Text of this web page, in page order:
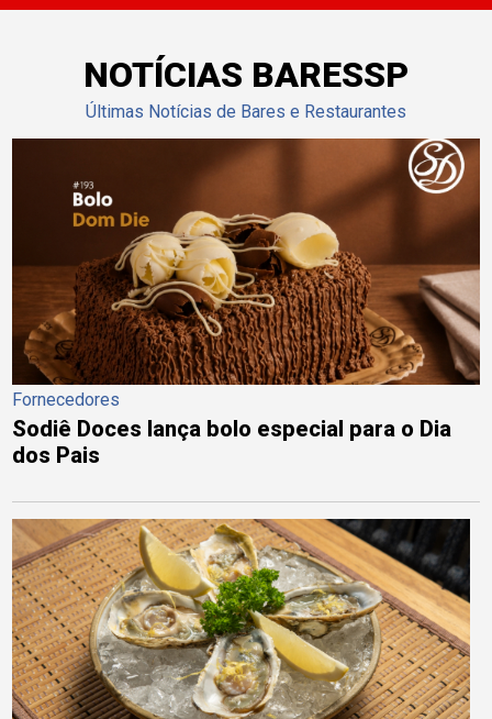
NOTÍCIAS BARESSP
Últimas Notícias de Bares e Restaurantes
Fornecedores
Sodiê Doces lança bolo especial para o Dia
dos Pais